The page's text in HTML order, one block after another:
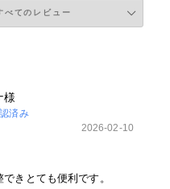
様
済み
2026-02-10
きとても便利です。